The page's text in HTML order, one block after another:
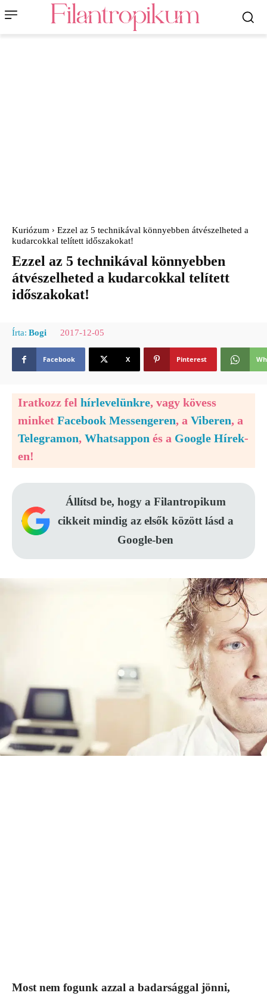
Kuriózum
Ezzel az 5 technikával könnyebben átvészelheted a
kudarcokkal telített időszakokat!
Ezzel az 5 technikával könnyebben
átvészelheted a kudarcokkal telített
időszakokat!
Írta: Bogi 2017-12-05
Facebook X Pinterest
Iratkozz fel hírlevelünkre, vagy kövess
minket Facebook Messengeren, a Viberen, a
Telegramon, Whatsappon és a Google Hírek-
en!
Állítsd be, hogy a Filantropikum
cikkeit mindig az elsők között lásd a
Google-ben
Most nem fogunk azzal a badarsággal jönni,